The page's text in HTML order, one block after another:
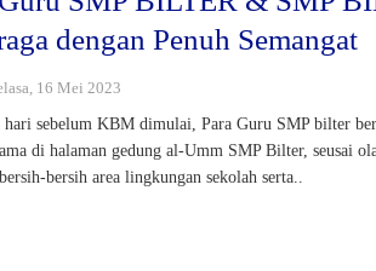
dengan Penuh Semangat
16 Mei 2023
hari sebelum KBM dimulai, Para Guru SMP bilter
di halaman gedung al-Umm SMP Bilter, seusai
bersih area lingkungan sekolah serta..